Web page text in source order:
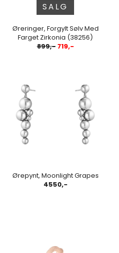
SALG
Øreringer, Forgylt Sølv Med
Farget Zirkonia (38256)
899,-719,-
Ørepynt, Moonlight Grapes
4550,-